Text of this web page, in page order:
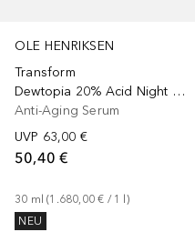
OLE HENRIKSEN
Transform
Dewtopia 20% Acid Night Treatment
Anti-Aging Serum
UVP 63,00 €
50,40 €
30 ml (1.680,00 € / 1 l)
NEU